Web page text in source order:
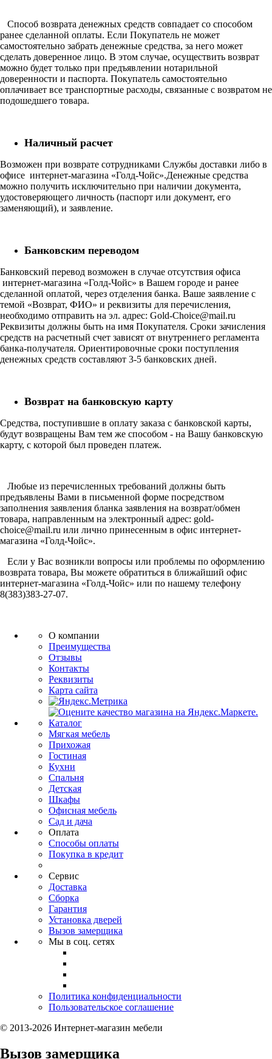
Способ возврата денежных средств совпадает со способом
ранее сделанной оплаты. Если Покупатель не может
самостоятельно забрать денежные средства, за него может
сделать доверенное лицо. В этом случае, осуществить возврат
можно будет только при предъявлении нотарильной
доверенности и паспорта. Покупатель самостоятельно
оплачивает все транспортные расходы, связанные с возвратом не
подошедшего товара.
Наличный расчет
Возможен при возврате сотрудниками Службы доставки либо в
офисе интернет-магазина «Голд-Чойс».Денежные средства
можно получить исключительно при наличии документа,
удостоверяющего личность (паспорт или документ, его
заменяющий), и заявление.
Банковским переводом
Банковский перевод возможен в случае отсутствия офиса
интернет-магазина «Голд-Чойс» в Вашем городе и ранее
сделанной оплатой, через отделения банка. Ваше заявление с
темой «Возврат, ФИО» и реквизиты для перечисления,
необходимо отправить на эл. адрес: Gold-Choice@mail.ru
Реквизиты должны быть на имя Покупателя. Сроки зачисления
средств на расчетный счет зависят от внутреннего регламента
банка-получателя. Ориентировочные сроки поступления
денежных средств составляют 3-5 банковских дней.
Возврат на банковскую карту
Средства, поступившие в оплату заказа с банковской карты,
будут возвращены Вам тем же способом - на Вашу банковскую
карту, с которой был проведен платеж.
Любые из перечисленных требований должны быть
предъявлены Вами в письменной форме посредством
заполнения заявления бланка заявления на возврат/обмен
товара, направленным на электронный адрес: gold-
choice@mail.ru или лично принесенным в офис интернет-
магазина «Голд-Чойс».
Если у Вас возникли вопросы или проблемы по оформлению
возврата товара, Вы можете обратиться в ближайший офис
интернет-магазина «Голд-Чойс» или по нашему телефону
8(383)383-27-07.
О компании
Преимущества
Отзывы
Контакты
Реквизиты
Карта сайта
Каталог
Мягкая мебель
Прихожая
Гостиная
Кухни
Спальня
Детская
Шкафы
Офисная мебель
Сад и дача
Оплата
Способы оплаты
Покупка в кредит
Сервис
Доставка
Сборка
Гарантия
Установка дверей
Вызов замерщика
Мы в соц. сетях
Политика конфиденциальности
Пользовательское соглашение
© 2013-2026 Интернет-магазин мебели
Вызов замерщика